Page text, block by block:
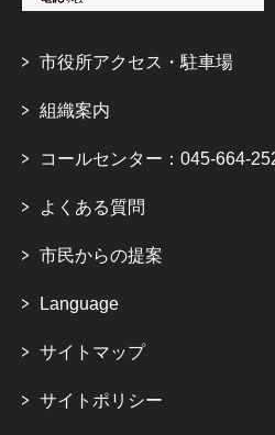
市役所アクセス・駐車場
組織案内
コールセンター：045-664-
よくある質問
市民からの提案
Language
サイトマップ
サイトポリシー